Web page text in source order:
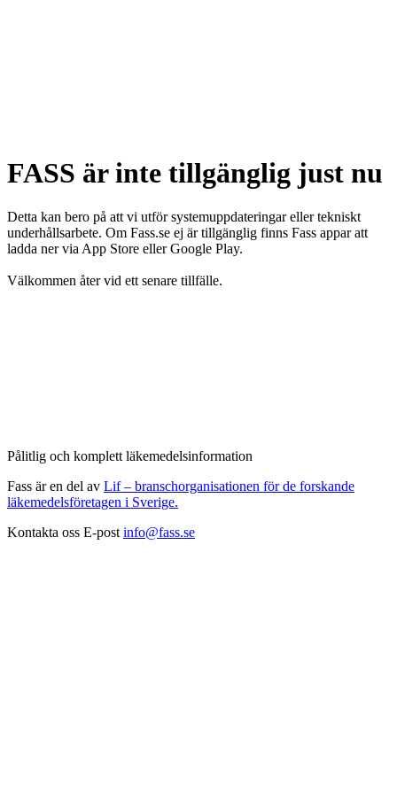
FASS är inte tillgänglig just nu
Detta kan bero på att vi utför systemuppdateringar eller tekniskt
underhållsarbete. Om Fass.se ej är tillgänglig finns Fass appar att
ladda ner via App Store eller Google Play.
Välkommen åter vid ett senare tillfälle.
Pålitlig och komplett läkemedelsinformation
Fass är en del av Lif – branschorganisationen för de forskande
läkemedelsföretagen i Sverige.
Kontakta oss E-post info@fass.se